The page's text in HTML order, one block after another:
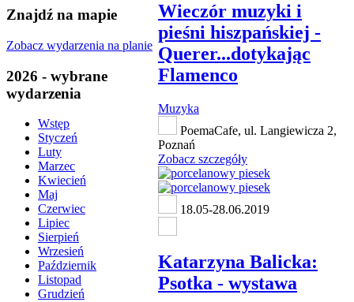
Znajdź na mapie
Zobacz wydarzenia na planie
2026 - wybrane
wydarzenia
Wstęp
Styczeń
Luty
Marzec
Kwiecień
Maj
Czerwiec
Lipiec
Sierpień
Wrzesień
Październik
Listopad
Grudzień
Wieczór muzyki i
pieśni hiszpańskiej -
Querer...dotykając
Flamenco
Muzyka
PoemaCafe, ul. Langiewicza 2,
Poznań
Zobacz szczegóły
18.05-28.06.2019
Katarzyna Balicka:
Psotka - wystawa